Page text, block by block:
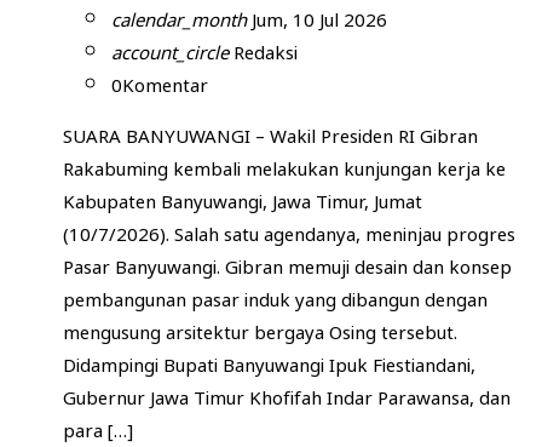
calendar_monthJum, 10 Jul 2026
account_circleRedaksi
0Komentar
SUARA BANYUWANGI – Wakil Presiden RI Gibran
Rakabuming kembali melakukan kunjungan kerja ke
Kabupaten Banyuwangi, Jawa Timur, Jumat
(10/7/2026). Salah satu agendanya, meninjau progres
Pasar Banyuwangi. Gibran memuji desain dan konsep
pembangunan pasar induk yang dibangun dengan
mengusung arsitektur bergaya Osing tersebut.
Didampingi Bupati Banyuwangi Ipuk Fiestiandani,
Gubernur Jawa Timur Khofifah Indar Parawansa, dan
para […]